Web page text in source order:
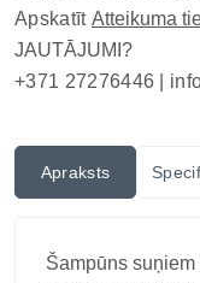
Apskatīt Atteikuma
JAUTĀJUMI?
+371 27276446 |
Apraksts
Šampūns